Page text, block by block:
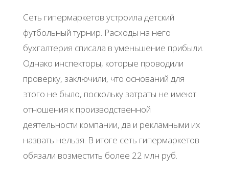
Сеть гипермаркетов устроила детский
футбольный турнир. Расходы на него
бухгалтерия списала в уменьшение прибыли.
Однако инспекторы, которые проводили
проверку, заключили, что оснований для
этого не было, поскольку затраты не имеют
отношения к производственной
деятельности компании, да и рекламными их
назвать нельзя. В итоге сеть гипермаркетов
обязали возместить более 22 млн руб.